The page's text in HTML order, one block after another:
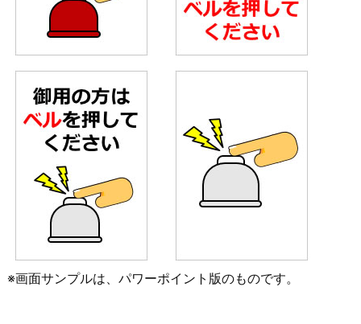
※画面サンプルは、パワーポイント版のものです。